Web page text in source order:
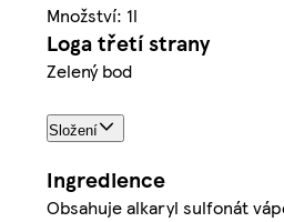
Množství: 1l
Loga třetí strany
Zelený bod
Složení
Ingredience
Obsahuje alkaryl sulfonát